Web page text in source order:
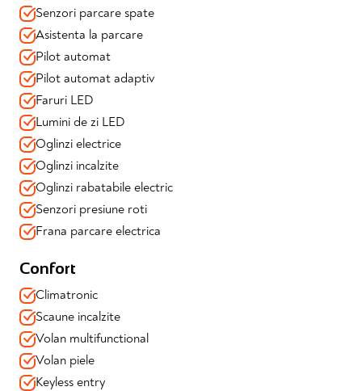
Senzori parcare spate
Asistenta la parcare
Pilot automat
Pilot automat adaptiv
Faruri LED
Lumini de zi LED
Oglinzi electrice
Oglinzi incalzite
Oglinzi rabatabile electric
Senzori presiune roti
Frana parcare electrica
Confort
Climatronic
Scaune incalzite
Volan multifunctional
Volan piele
Keyless entry